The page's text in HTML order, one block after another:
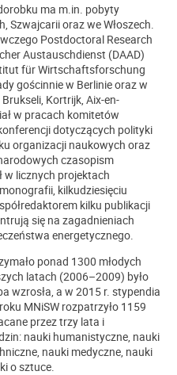
ma m.in. pobyty
Szwajcarii oraz we Włoszech.
Postdoctoral Research
Austauschdienst (DAAD)
für Wirtschaftsforschung
gościnnie w Berlinie oraz w
Kortrijk, Aix-en-
w pracach komitetów
dotyczących polityki
organizacji naukowych oraz
czasopism
w licznych projektach
kilkudziesięciu
kilku publikacji
się na zagadnieniach
energetycznego.
ponad 1300 młodych
latach (2006–2009) było
wzrosła, a w 2015 r. stypendia
MNiSW rozpatrzyło 1159
przez trzy lata i
nauki humanistyczne, nauki
nauki medyczne, nauki
o sztuce.